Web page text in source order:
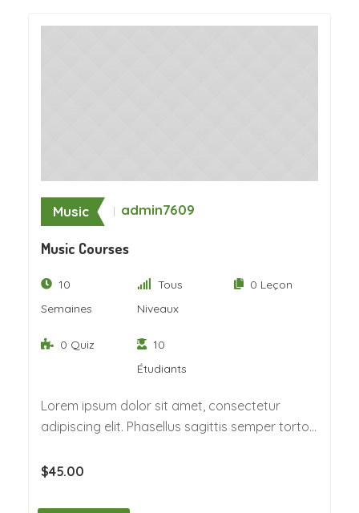
Music admin7609
Music Courses
10
Semaines
Tous
Niveaux
0 Leçon
0 Quiz
10
Étudiants
Lorem ipsum dolor sit amet, consectetur
adipiscing elit. Phasellus sagittis semper tortor.
$45.00